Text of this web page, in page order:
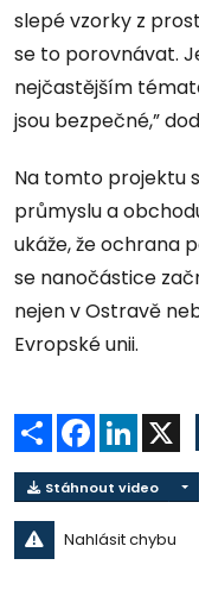
slepé vzorky z
se to porovnávat.
nejčastějším
jsou bezpečné,”
Na tomto projektu
průmyslu a
ukáže, že ochrana
se nanočástice
nejen v Ostravě
Evropské unii.
Sdílet Facebook
LinkedIn
Stáhnout video
Nahlásit chybu